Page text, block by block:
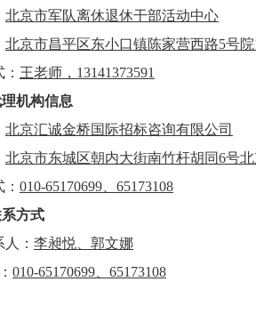
北京市军队离休退休干部活动中心
北京市昌平区东小口镇陈家营西路5号院
王老师， 13141373591
机构信息
北京汇诚金桥国际招标咨询有限公司
北京市东城区朝内大街南竹杆胡同6号
010-65170699
65173108
方式
： 李昶悦、郭文娜
010-65170699 65173108